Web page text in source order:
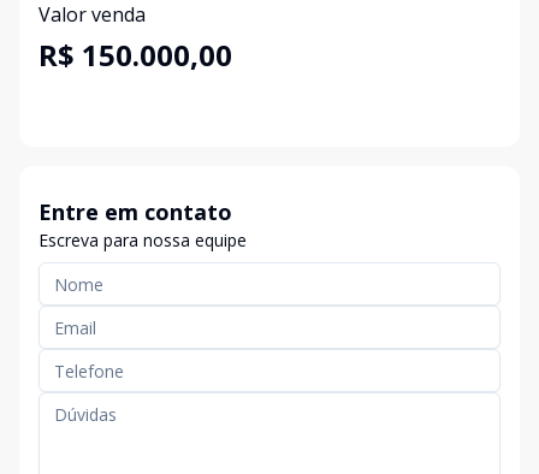
Valor venda
R$ 150.000,00
Entre em contato
Escreva para nossa equipe